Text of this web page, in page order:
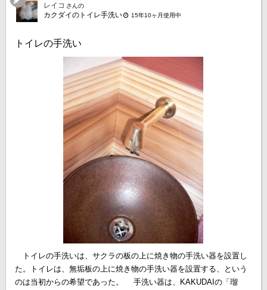
レイコ さんの
カクダイのトイレ手洗い 15年10ヶ月使用中
トイレの手洗い
トイレの手洗いは、サクラの板の上に焼き物の手洗い器を設置し
た。トイレは、無垢板の上に焼き物の手洗い器を設置する、という
のは当初からの希望であった。 手洗い器は、KAKUDAIの「瑠